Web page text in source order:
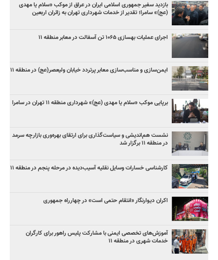
بازدید سفیر جمهوری اسلامی ایران در عراق از موکب «سلام یا مهدی
(عج)» سامرا؛ تقدیر از خدمات شهرداری تهران به زائران اربعین
اجرای عملیات بهسازی ۱۰۶۵ تن آسفالت در معابر منطقه ۱۱
ایمن‌سازی و مناسب‌سازی معابر پرتردد خیابان ولیعصر(عج) در منطقه ۱۱
برپایی موکب «سلام یا مهدی (عج)» شهرداری منطقه ۱۱ تهران در سامرا
نشست هم‌اندیشی و سیاست‌گذاری برای ارتقای بهره‌وری بازارچه سرمد
در منطقه ۱۱ برگزار شد
کارشناسی خسارات وسایل نقلیه آسیب‌دیده در مرحله پنجم در منطقه ۱۱
اکران دیوارنگار «انتقام حتمی است» در چهارراه جمهوری
آموزش‌های تخصصی ایمنی با مشارکت پلیس راهور برای کارگران
خدمات شهری در منطقه ۱۱